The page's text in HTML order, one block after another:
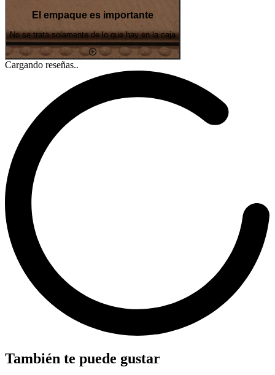
El empaque es importante
No se trata solamente de lo que hay en la caja
Cargando reseñas..
También te puede gustar